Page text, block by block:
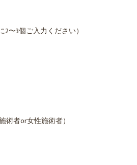
2〜3個ご入力ください）
術者or女性施術者）